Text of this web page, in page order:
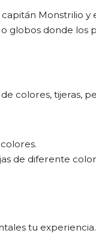
Monstrilio y
globos donde los
colores, tijeras,
.
de diferente
tu experiencia.